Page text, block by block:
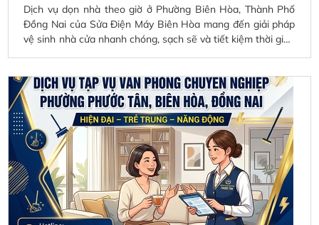
Dịch vụ dọn nhà theo giờ ở Phường Biên Hòa, Thành Phố
Đồng Nai của Sửa Điện Máy Biên Hòa mang đến giải pháp
vệ sinh nhà cửa nhanh chóng, sạch sẽ và tiết kiệm thời gian
ngủ, nhà bếp, nhà vệ sinh và nhiều hạng mục khác theo
yêu cầu. Cam kết phục vụ chuyên nghiệp, giá cả hợp lý,
giúp không gian sống luôn gọn gàng, sạch đẹp và thoáng
mát.